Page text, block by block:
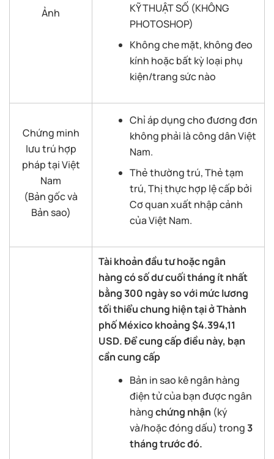
Ảnh
KỸ THUẬT SỐ (KHÔNG
PHOTOSHOP)
Không che mặt, không đeo
kính hoặc bất kỳ loại phụ
kiện/trang sức nào
Chứng minh
lưu trú hợp
pháp tại Việt
Nam
(Bản gốc và
Bản sao)
Chỉ áp dụng cho đương đơn
không phải là công dân Việt
Nam.
Thẻ thường trú, Thẻ tạm
trú, Thị thực hợp lệ cấp bởi
Cơ quan xuất nhập cảnh
của Việt Nam.
Tài khoảnđầu tưhoặcngân
hàngcó số dư cuốitháng ít nhất
bằng 300 ngày so với mức lương
tối thiểu chung hiện tại ở Thành
phố Méxicokhoảng$4.394,11
USD.Để cung cấp điều này, bạn
cần cung cấp
Bản in sao kê ngân hàng
điện tử của bạn được ngân
hàngchứng nhận (ký
và/hoặc đóng dấu) trong3
tháng trước đó.